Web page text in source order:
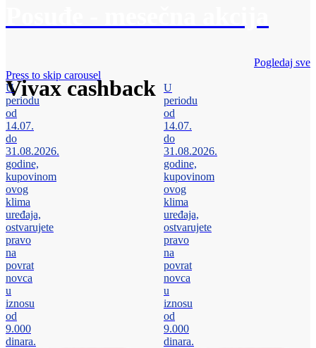
Vivax cashback
Pogledaj sve
Press to skip carousel
U
periodu
od
14.07.
do
31.08.2026.
godine,
kupovinom
ovog
klima
uređaja,
ostvarujete
pravo
na
povrat
novca
u
iznosu
od
9.000
dinara.
U
periodu
od
14.07.
do
31.08.2026.
godine,
kupovinom
ovog
klima
uređaja,
ostvarujete
pravo
na
povrat
novca
u
iznosu
od
9.000
dinara.